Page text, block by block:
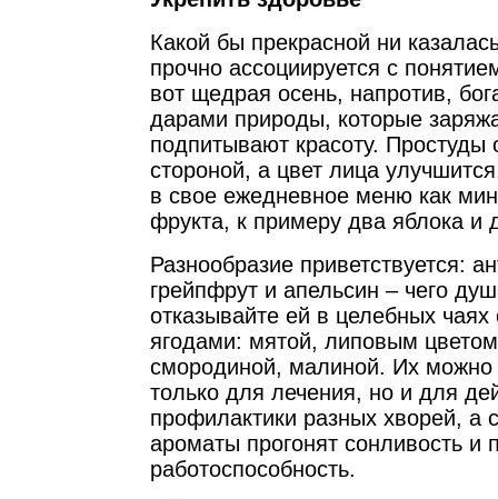
Какой бы прекрасной ни
прочно ассоциируется с
вот щедрая осень, напротив,
дарами природы, которые
подпитывают красоту. Простуды
стороной, а цвет лица
в свое ежедневное меню как
фрукта, к примеру два яблока и
Разнообразие приветствуется:
грейпфрут и апельсин – чего
отказывайте ей в целебных
ягодами: мятой, липовым
смородиной, малиной. Их можно
только для лечения, но и для
профилактики разных хворей, а
ароматы прогонят сонливость и
работоспособность.